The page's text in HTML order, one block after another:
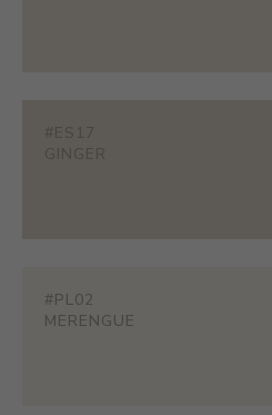
#ES17
GINGER
#PL02
MERENGUE